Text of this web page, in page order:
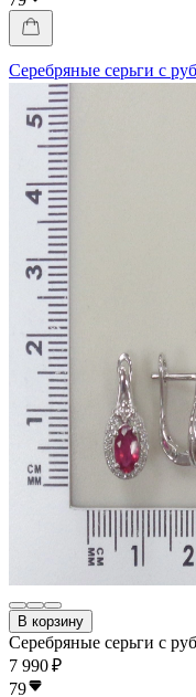
Серебряные серьги с
В корзину
Серебряные серьги с
7 990 ₽
79